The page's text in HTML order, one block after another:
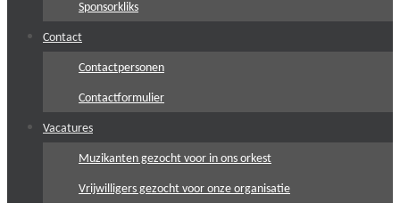
Sponsorkliks
Contact
Contactpersonen
Contactformulier
Vacatures
Muzikanten gezocht voor in ons orkest
Vrijwilligers gezocht voor onze organisatie